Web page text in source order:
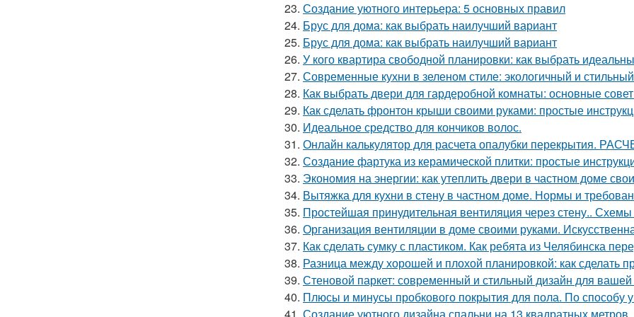
23. Создание уютного интерьера: 5 основных правил
24. Брус для дома: как выбрать наилучший вариант
25. Брус для дома: как выбрать наилучший вариант
26. У кого квартира свободной планировки: как выбрать
27. Современные кухни в зеленом стиле: экологичный и
28. Как выбрать двери для гардеробной комнаты: основные
29. Как сделать фронтон крыши своими руками: простые
30. Идеальное средство для кончиков волос.
31. Онлайн калькулятор для расчета опалубки перекрытия.
32. Создание фартука из керамической плитки: простые
33. Экономия на энергии: как утеплить двери в частном доме
34. Вытяжка для кухни в стену в частном доме. Нормы и
35. Простейшая принудительная вентиляция через стену..
36. Организация вентиляции в доме своими руками.
37. Как сделать сумку с пластиком. Как ребята из Челябинска
38. Разница между хорошей и плохой планировкой: как сделать
39. Стеновой паркет: современный и стильный дизайн для
40. Плюсы и минусы пробкового покрытия для пола. По способу